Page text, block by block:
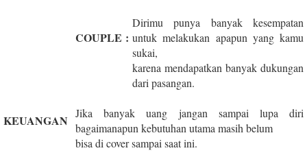
COUPLE :
Dirimu punya banyak kesempatan
untuk melakukan apapun yang kamu
sukai,
karena mendapatkan banyak dukungan
dari pasangan.
KEUANGAN Jika banyak uang jangan sampai lupa diri
bagaimanapun kebutuhan utama masih belum
bisa di cover sampai saat ini.